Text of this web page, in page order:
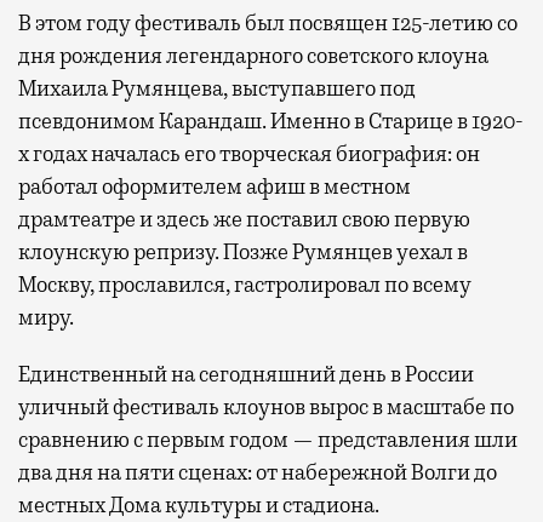
В этом году фестиваль был посвящен 125-летию со
дня рождения легендарного советского клоуна
Михаила Румянцева, выступавшего под
псевдонимом Карандаш. Именно в Старице в 1920-
х годах началась его творческая биография: он
работал оформителем афиш в местном
драмтеатре и здесь же поставил свою первую
клоунскую репризу. Позже Румянцев уехал в
Москву, прославился, гастролировал по всему
миру.
Единственный на сегодняшний день в России
уличный фестиваль клоунов вырос в масштабе по
сравнению с первым годом — представления шли
два дня на пяти сценах: от набережной Волги до
местных Дома культуры и стадиона.